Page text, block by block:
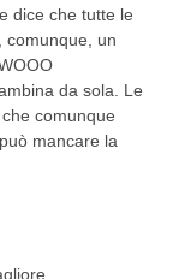
dice che tutte le
comunque, un
da sola. Le
comunque
mancare la